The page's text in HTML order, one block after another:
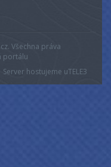
Všechna práva
portálu
Server hostujeme uTELE3